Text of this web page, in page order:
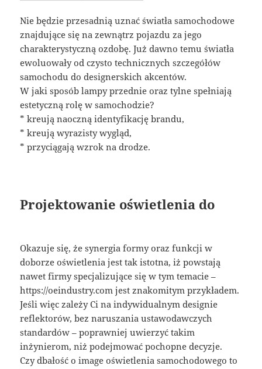
Nie będzie przesadnią uznać światła samochodowe
znajdujące się na zewnątrz pojazdu za jego
charakterystyczną ozdobę. Już dawno temu światła
ewoluowały od czysto technicznych szczegółów
samochodu do designerskich akcentów.
W jaki sposób lampy przednie oraz tylne spełniają
estetyczną rolę w samochodzie?
* kreują naoczną identyfikację brandu,
* kreują wyrazisty wygląd,
* przyciągają wzrok na drodze.
Projektowanie oświetlenia do
Okazuje się, że synergia formy oraz funkcji w
doborze oświetlenia jest tak istotna, iż powstają
nawet firmy specjalizujące się w tym temacie –
https://oeindustry.com jest znakomitym przykładem.
Jeśli więc zależy Ci na indywidualnym designie
reflektorów, bez naruszania ustawodawczych
standardów – poprawniej uwierzyć takim
inżynierom, niż podejmować pochopne decyzje.
Czy dbałość o image oświetlenia samochodowego to